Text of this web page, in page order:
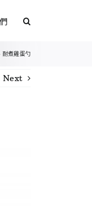
耐煮雞蛋勺
Next